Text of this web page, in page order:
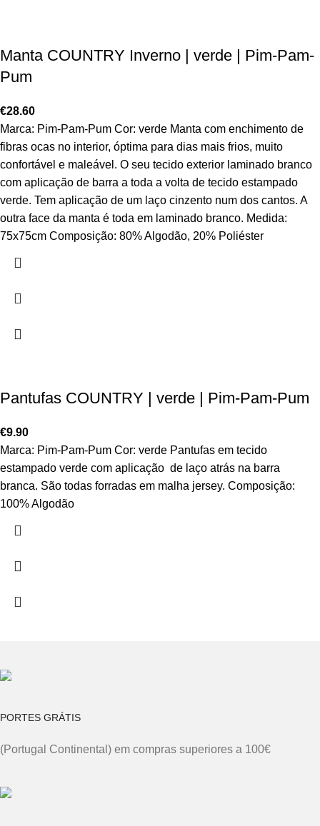
Manta COUNTRY Inverno | verde | Pim-Pam-
Pum
€28.60
Marca: Pim-Pam-Pum Cor: verde Manta com enchimento de
fibras ocas no interior, óptima para dias mais frios, muito
confortável e maleável. O seu tecido exterior laminado branco
com aplicação de barra a toda a volta de tecido estampado
verde. Tem aplicação de um laço cinzento num dos cantos. A
outra face da manta é toda em laminado branco. Medida:
75x75cm Composição: 80% Algodão, 20% Poliéster
Pantufas COUNTRY | verde | Pim-Pam-Pum
€9.90
Marca: Pim-Pam-Pum Cor: verde Pantufas em tecido
estampado verde com aplicação de laço atrás na barra
branca. São todas forradas em malha jersey. Composição:
100% Algodão
PORTES GRÁTIS
(Portugal Continental) em compras superiores a 100€